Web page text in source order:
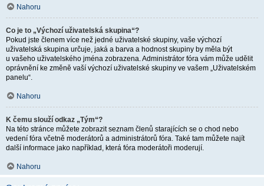
Nahoru
Co je to „Výchozí uživatelská skupina“?
Pokud jste členem více než jedné uživatelské skupiny, vaše výchozí
uživatelská skupina určuje, jaká a barva a hodnost skupiny by měla být
u vašeho uživatelského jména zobrazena. Administrátor fóra vám může udělit
oprávnění ke změně vaší výchozí uživatelské skupiny ve vašem „Uživatelském
panelu“.
Nahoru
K čemu slouží odkaz „Tým“?
Na této stránce můžete zobrazit seznam členů starajících se o chod nebo
vedení fóra včetně moderátorů a administrátorů fóra. Také tam můžete najít
další informace jako například, která fóra moderátoři moderují.
Nahoru